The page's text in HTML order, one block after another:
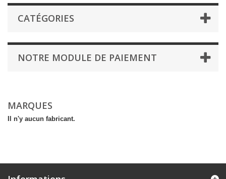
CATÉGORIES
NOTRE MODULE DE PAIEMENT
MARQUES
Il n'y aucun fabricant.